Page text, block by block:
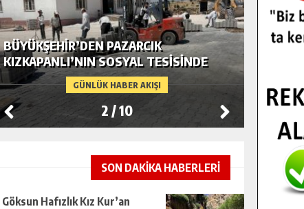
GÜNLÜK HABER AKIŞI
BÜYÜKŞEHIR’DEN PAZARCIK
KIZKAPANLI’NIN SOSYAL TESISINDE
ÇEVRE DÜZENLEMESI.
2 /10
SON DAKİKA HABERLERİ
Göksun Hafızlık Kız Kur’an